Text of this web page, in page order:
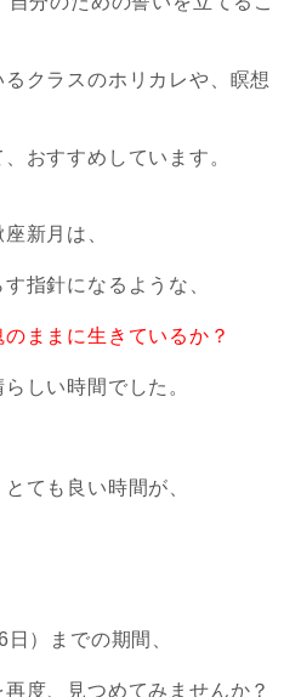
クラスのホリカレや、瞑想
おすすめしています。
新月は、
指針になるような、
ままに生きているか？
しい時間でした。
ても良い時間が、
）までの期間、
度、見つめてみませんか？